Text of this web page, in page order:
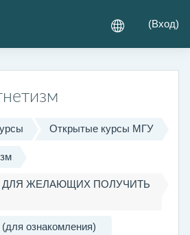
(Вход)
Открытые курсы МГУ
ЖЕЛАЮЩИХ ПОЛУЧИТЬ
ознакомления)